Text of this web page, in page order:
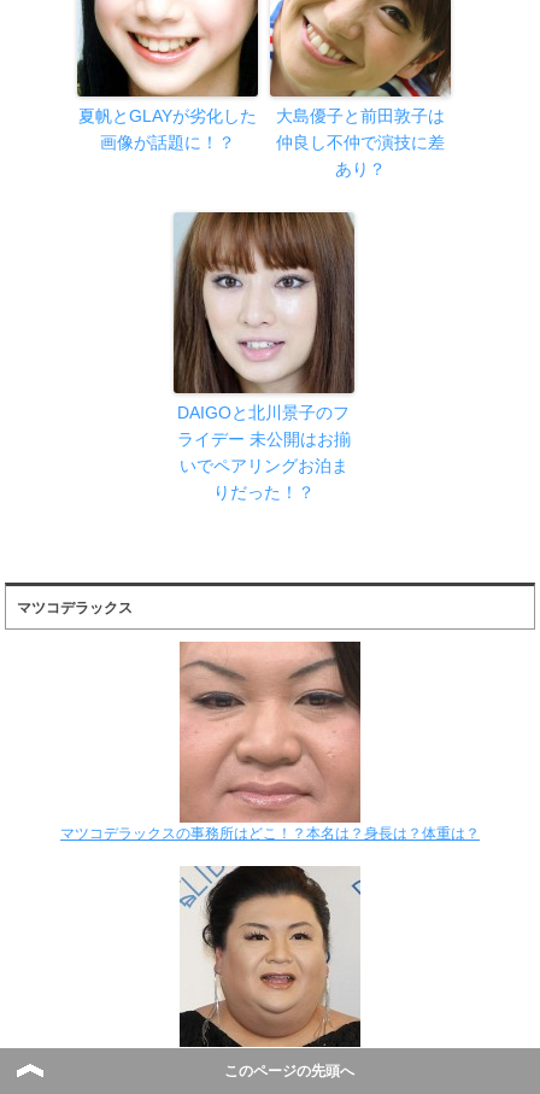
夏帆とGLAYが劣化した
画像が話題に！？
大島優子と前田敦子は
仲良し不仲で演技に差
あり？
DAIGOと北川景子のフ
ライデー 未公開はお揃
いでペアリングお泊ま
りだった！？
マツコデラックス
マツコデラックスの事務所はどこ！？本名は？身長は？体重は？
このページの先頭へ